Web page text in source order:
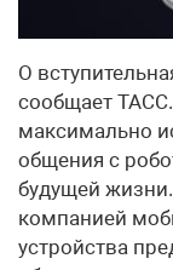
О
сообщает
максимально
общения с
будущей
компанией
устройства